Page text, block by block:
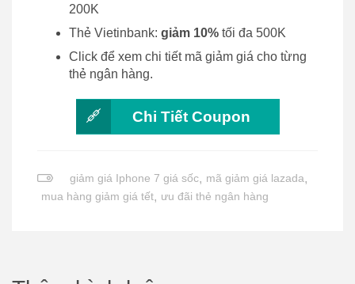
200K
Thẻ Vietinbank: giảm 10% tối đa 500K
Click để xem chi tiết mã giảm giá cho từng
thẻ ngân hàng.
Chi Tiết Coupon
giảm giá Iphone 7 giá sốc, mã giảm giá lazada,
mua hàng giảm giá tết, ưu đãi thẻ ngân hàng